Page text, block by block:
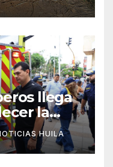
llega
la
niño
HUILA